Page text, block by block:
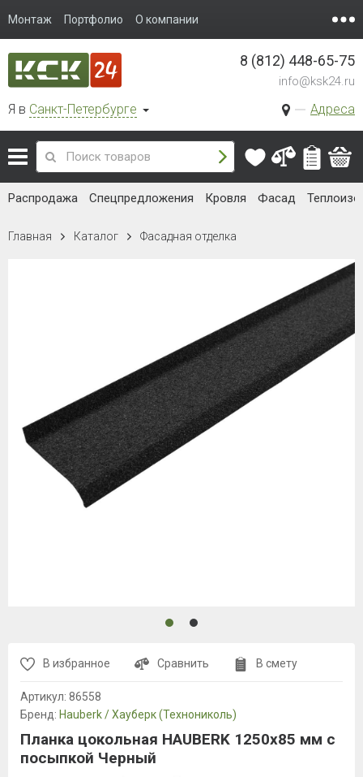
Монтаж Портфолио О компании
Я в Санкт-Петербурге Адреса
8 (812) 448-65-75
info@ksk24.ru
Распродажа Спецпредложения Кровля Фасад
Главная Каталог Фасадная отделка
В избранное Сравнить В смету
Артикул: 86558
Бренд: Hauberk / Хауберк (Технониколь)
Планка цокольная HAUBERK 1250х85 мм с
посыпкой Черный